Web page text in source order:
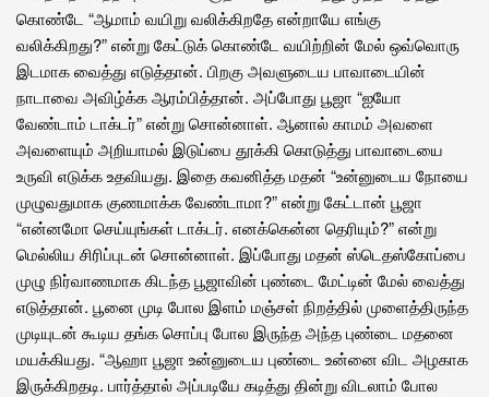
கொண்டே “ஆமாம் வயிறு வலிக்கிறதே என்றாயே எங்கு
வலிக்கிறது?” என்று கேட்டுக் கொண்டே வயிற்றின் மேல் ஒவ்வொரு
இடமாக வைத்து எடுத்தான். பிறகு அவளுடைய பாவாடையின்
நாடாவை அவிழ்க்க ஆரம்பித்தான். அப்போது பூஜா “ஐயோ
வேண்டாம் டாக்டர்” என்று சொன்னாள். ஆனால் காமம் அவளை
அவளையும் அறியாமல் இடுப்பை தூக்கி கொடுத்து பாவாடையை
உருவி எடுக்க உதவியது. இதை கவனித்த மதன் “உன்னுடைய நோயை
முழுவதுமாக குணமாக்க வேண்டாமா?” என்று கேட்டான் பூஜா
“என்னமோ செய்யுங்கள் டாக்டர். எனக்கென்ன தெரியும்?” என்று
மெல்லிய சிரிப்புடன் சொன்னாள். இப்போது மதன் ஸ்டெதஸ்கோப்பை
முழு நிர்வாணமாக கிடந்த பூஜாவின் புண்டை மேட்டின் மேல் வைத்து
எடுத்தான். பூனை முடி போல இளம் மஞ்சள் நிறத்தில் முளைத்திருந்த
முடியுடன் கூடிய தங்க சொப்பு போல இருந்த அந்த புண்டை மதனை
மயக்கியது. “ஆஹா பூஜா உன்னுடைய புண்டை உன்னை விட அழகாக
இருக்கிறதடி. பார்த்தால் அப்படியே கடித்து தின்று விடலாம் போல